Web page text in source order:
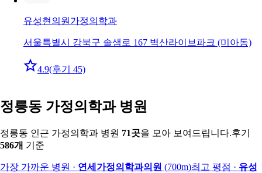
유성현의원 가정의학과
서울특별시 강북구 솔샘로 167 벽산라이브파크 (미아동)
4.9(후기 45)
정릉동 가정의학과 병원
정릉동 인근 가정의학과 병원 71곳을 모아 보여드립니다.후기
586개 기준
가장 가까운 병원 · 연세가정의학과의원 (700m)최고 평점 · 유성